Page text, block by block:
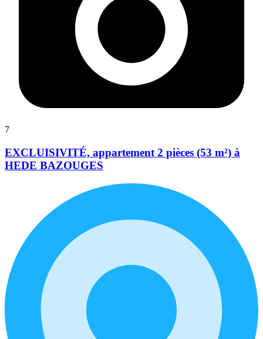
7
EXCLUISIVITÉ, appartement 2 pièces (53 m²) à
HEDE BAZOUGES